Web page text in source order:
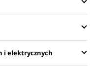
i elektrycznych